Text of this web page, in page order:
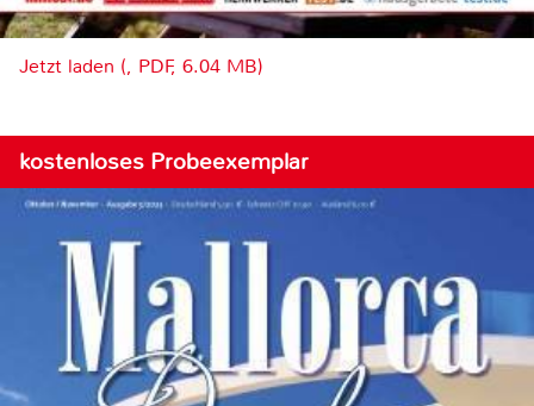
Jetzt laden (, PDF, 6.04 MB)
kostenloses Probeexemplar